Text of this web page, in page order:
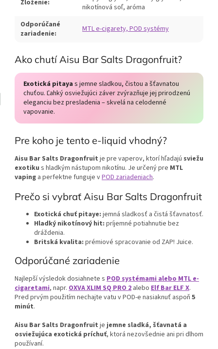
Zloženie:
nikotínová soľ, aróma
Odporúčané
zariadenie:
MTL e-cigarety, POD systémy
Ako chutí Aisu Bar Salts Dragonfruit?
Exotická pitaya s jemne sladkou, čistou a šťavnatou
chuťou. Ľahký osviežujúci záver zvýrazňuje jej prirodzenú
eleganciu bez presladenia – skvelá na celodenné
vapovanie.
Pre koho je tento e-liquid vhodný?
Aisu Bar Salts Dragonfruit je pre vaperov, ktorí hľadajú sviežu
exotiku s hladkým nástupom nikotínu. Je určený pre MTL
vaping a perfektne funguje vPOD zariadeniach.
Prečo si vybrať Aisu Bar Salts Dragonfruit
Exotická chuť pitaye: jemná sladkosť a čistá šťavnatosť.
Hladký nikotínový hit: príjemné potiahnutie bez
dráždenia.
Britská kvalita: prémiové spracovanie od ZAP! Juice.
Odporúčané zariadenie
Najlepší výsledok dosiahnete s POD systémami alebo MTL e-
cigaretami, napr. OXVA XLIM SQ PRO 2 alebo Elf Bar ELF X.
Pred prvým použitím nechajte vatu v POD-e nasiaknuť aspoň 5
minút.
Aisu Bar Salts Dragonfruit je jemne sladká, šťavnatá a
osviežujúca exotická príchuť, ktorá nezovšednie ani pri dlhom
používaní.